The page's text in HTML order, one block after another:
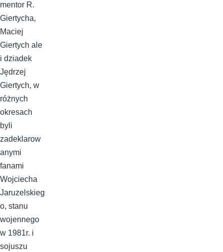
mentor R.
Giertycha,
Maciej
Giertych ale
i dziadek
Jędrzej
Giertych, w
różnych
okresach
byli
zadeklarow
anymi
fanami
Wojciecha
Jaruzelskieg
o, stanu
wojennego
w 1981r. i
sojuszu